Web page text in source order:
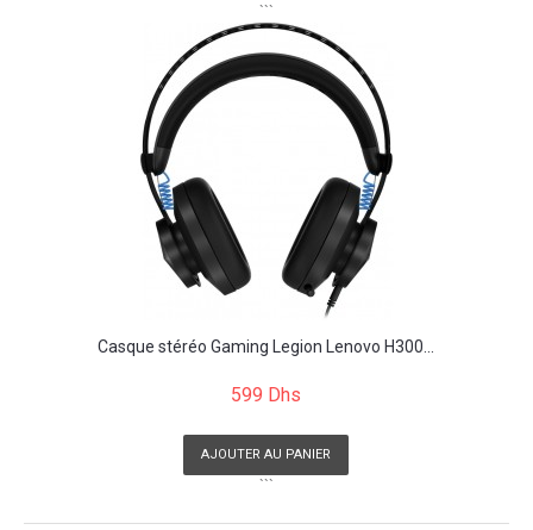
```
Casque stéréo Gaming Legion Lenovo H300...
599 Dhs
AJOUTER AU PANIER
```